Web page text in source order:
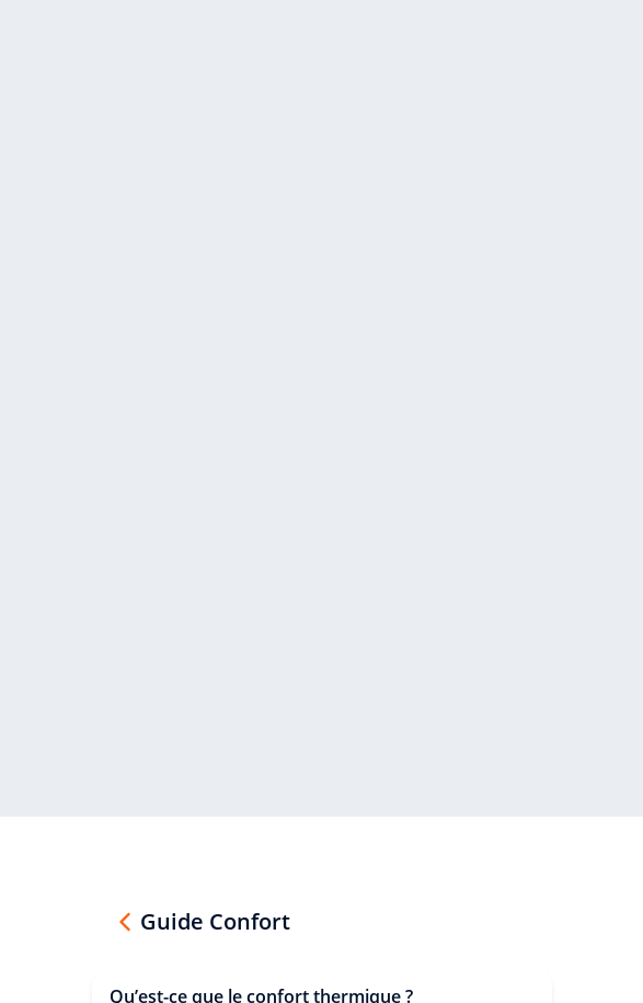
Guide Confort
Qu’est-ce que le confort thermique ?